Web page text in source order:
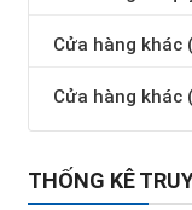
Cửa hàng khác
Cửa hàng khác
THỐNG KÊ